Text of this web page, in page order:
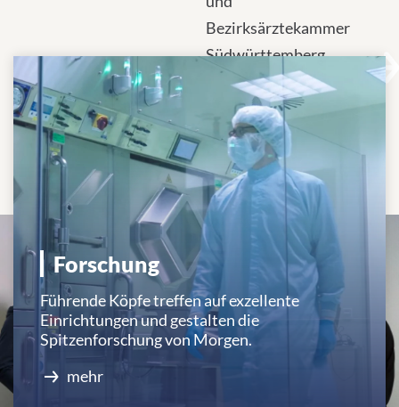
Forschung
Führende Köpfe treffen auf exzellente
Einrichtungen und gestalten die
Spitzenforschung von Morgen.
mehr